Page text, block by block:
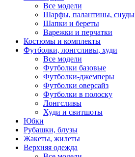
Все модели
Шарфы, палантины, снуды
Шапки и береты
Варежки и перчатки
Костюмы и комплекты
Футболки, лонгсливы, худи
Все модели
Футболки базовые
Футболки-джемперы
Футболки оверсайз
Футболки в полоску
Лонгсливы
Худи и свитшоты
Юбки
Рубашки, блузы
Жакеты, жилеты
Верхняя одежда